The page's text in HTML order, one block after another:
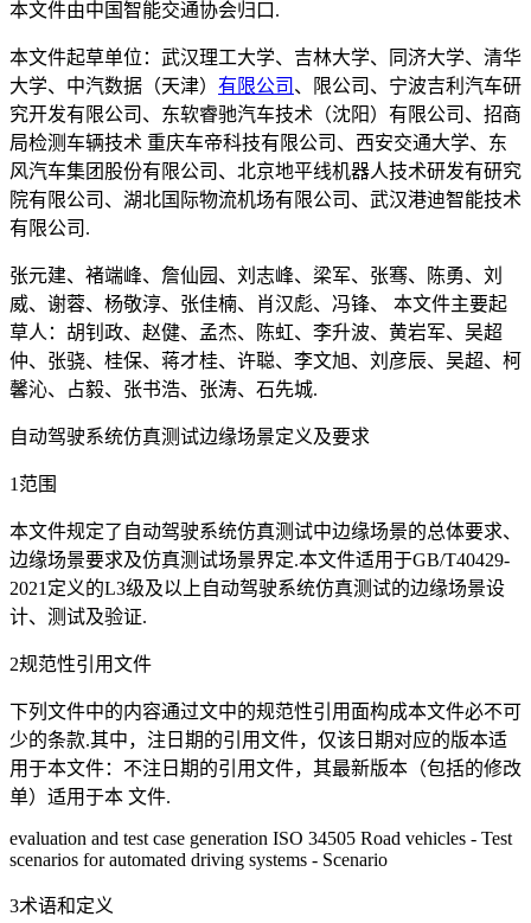
本文件由中国智能交通协会归口.
本文件起草单位：武汉理工大学、吉林大学、同济大学、清华
大学、中汽数据（天津） 有限公司 、限公司、宁波吉利汽车研
究开发有限公司、东软睿驰汽车技术（沈阳）有限公司、招商
局检测车辆技术 重庆车帝科技有限公司、西安交通大学、东
风汽车集团股份有限公司、北京地平线机器人技术研发有研究
院有限公司、湖北国际物流机场有限公司、武汉港迪智能技术
有限公司.
张元建、褚端峰、詹仙园、刘志峰、梁军、张骞、陈勇、刘
威、谢蓉、杨敬淳、张佳楠、肖汉彪、冯锋、 本文件主要起
草人：胡钊政、赵健、孟杰、陈虹、李升波、黄岩军、吴超
仲、张骁、桂保、蒋才桂、许聪、李文旭、刘彦辰、吴超、柯
馨沁、占毅、张书浩、张涛、石先城.
自动驾驶系统仿真测试边缘场景定义及要求
1范围
本文件规定了自动驾驶系统仿真测试中边缘场景的总体要求、
边缘场景要求及仿真测试场景界定.本文件适用于GB/T40429-
2021定义的L3级及以上自动驾驶系统仿真测试的边缘场景设
计、测试及验证.
2规范性引用文件
下列文件中的内容通过文中的规范性引用面构成本文件必不可
少的条款.其中，注日期的引用文件，仅该日期对应的版本适
用于本文件：不注日期的引用文件，其最新版本（包括的修改
单）适用于本 文件.
evaluation and test case generation ISO 34505 Road vehicles - Test
scenarios for automated driving systems - Scenario
3术语和定义